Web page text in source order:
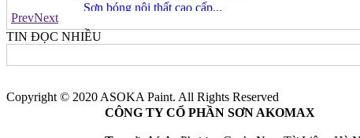
Sơn bóng nội thất cao cấp...
Sơn Lót Kháng Kiềm Nội Thất...
Sơn Siêu Trắng Nội Thất Cao...
PrevNext
TIN ĐỌC NHIỀU
Copyright © 2020 ASOKA Paint. All Rights Reserved
CÔNG TY CỔ PHẦN SƠN AKOMAX